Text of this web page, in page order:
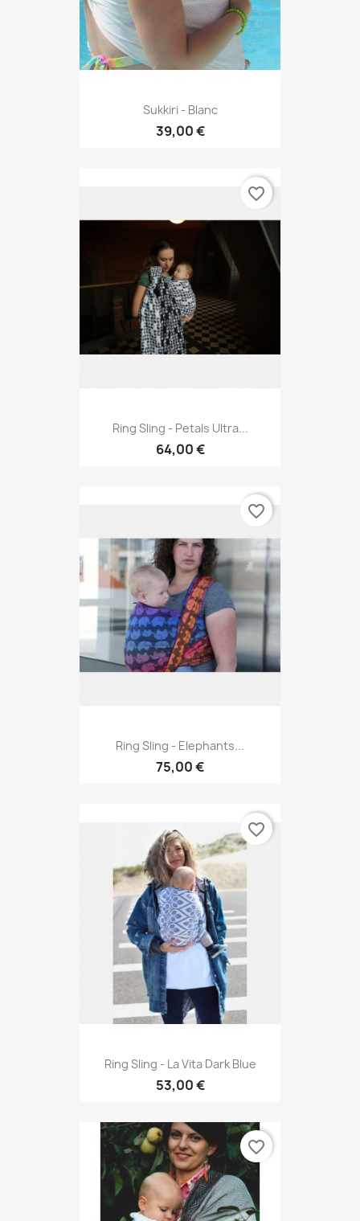
Sukkiri - Blanc
39,00 €
Ring Sling - Petals Ultra...
64,00 €
favorite_border
Ring Sling - Elephants...
75,00 €
favorite_border
Ring Sling - La Vita Dark Blue
53,00 €
favorite_border
favorite_border